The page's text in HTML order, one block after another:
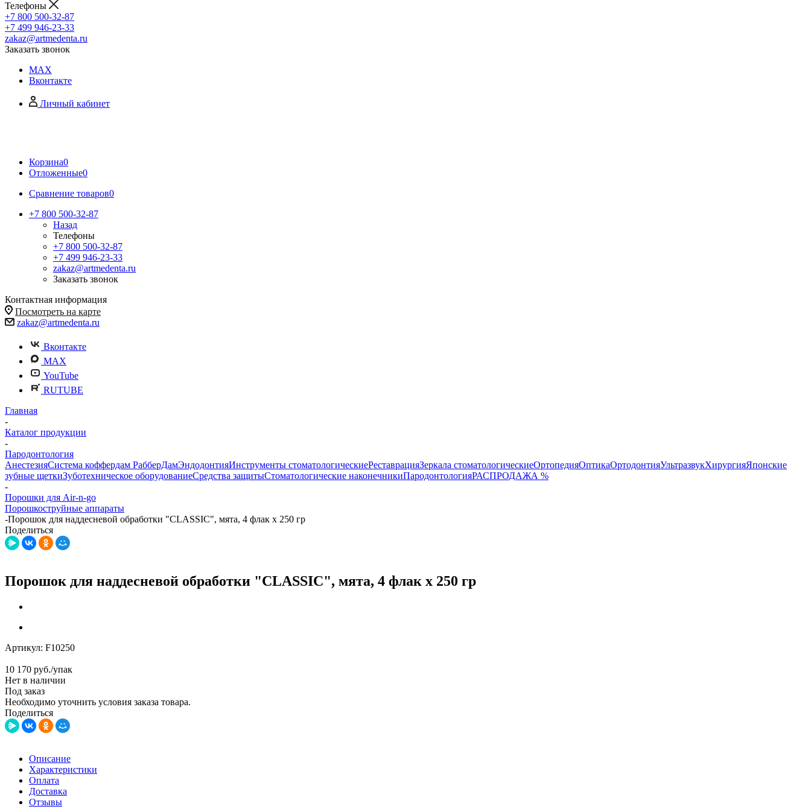
Телефоны
+7 800 500-32-87
+7 499 946-23-33
zakaz@artmedenta.ru
Заказать звонок
MAX
Вконтакте
Личный кабинет
Корзина0
Отложенные0
Сравнение товаров0
+7 800 500-32-87
Назад
Телефоны
+7 800 500-32-87
+7 499 946-23-33
zakaz@artmedenta.ru
Заказать звонок
Контактная информация
Посмотреть на карте
zakaz@artmedenta.ru
Вконтакте
MAX
YouTube
RUTUBE
Главная
-
Каталог продукции
-
Пародонтология
АнестезияСистема коффердам РабберДамЭндодонтияИнструменты стоматологическиеРеставрацияЗеркала стоматологическиеОртопедияОптикаОртодонтияУльтразвукХирургияЯпонские
зубные щеткиЗуботехническое оборудованиеСредства защитыСтоматологические наконечникиПародонтологияРАСПРОДАЖА %
-
Порошки для Air-n-go
Порошкоструйные аппараты
-Порошок для наддесневой обработки "CLASSIC", мята, 4 флак х 250 гр
Поделиться
Порошок для наддесневой обработки "CLASSIC", мята, 4 флак х 250 гр
Артикул: F10250
10 170 руб./упак
Нет в наличии
Под заказ
Необходимо уточнить условия заказа товара.
Поделиться
Описание
Характеристики
Оплата
Доставка
Отзывы